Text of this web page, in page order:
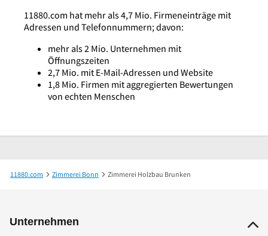
11880.com hat mehr als 4,7 Mio. Firmeneinträge mit
Adressen und Telefonnummern; davon:
mehr als 2 Mio. Unternehmen mit
Öffnungszeiten
2,7 Mio. mit E-Mail-Adressen und Website
1,8 Mio. Firmen mit aggregierten Bewertungen
von echten Menschen
11880.com Zimmerei Bonn Zimmerei Holzbau Brunken
Unternehmen